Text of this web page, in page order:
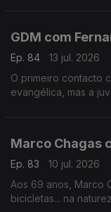
GDM com
Ep. 84
13 jul. 2026
O primeiro contacto
evangélica, mas a
Marco Chagas
Ep. 83
10 jul. 2026
Aos 69 anos, Marco
bicicletas... na